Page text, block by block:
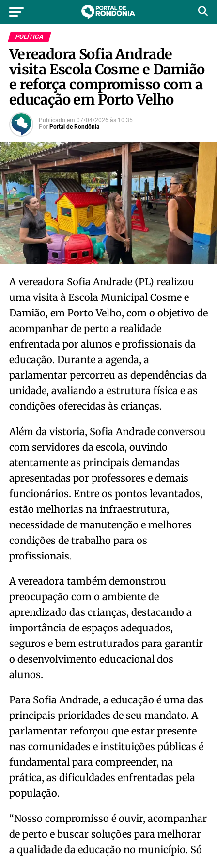
POLÍTICA
Vereadora Sofia Andrade
visita Escola Cosme e Damião
e reforça compromisso com a
educação em Porto Velho
Publicado em 07/04/2026 às 10:35
Por Portal de Rondônia
A vereadora Sofia Andrade (PL) realizou
uma visita à Escola Municipal Cosme e
Damião, em Porto Velho, com o objetivo de
acompanhar de perto a realidade
enfrentada por alunos e profissionais da
educação. Durante a agenda, a
parlamentar percorreu as dependências da
unidade, avaliando a estrutura física e as
condições oferecidas às crianças.
Além da vistoria, Sofia Andrade conversou
com servidores da escola, ouvindo
atentamente as principais demandas
apresentadas por professores e demais
funcionários. Entre os pontos levantados,
estão melhorias na infraestrutura,
necessidade de manutenção e melhores
condições de trabalho para os
profissionais.
A vereadora também demonstrou
preocupação com o ambiente de
aprendizado das crianças, destacando a
importância de espaços adequados,
seguros e bem estruturados para garantir
o desenvolvimento educacional dos
alunos.
Para Sofia Andrade, a educação é uma das
principais prioridades de seu mandato. A
parlamentar reforçou que estar presente
nas comunidades e instituições públicas é
fundamental para compreender, na
prática, as dificuldades enfrentadas pela
população.
“Nosso compromisso é ouvir, acompanhar
de perto e buscar soluções para melhorar
a qualidade da educação no município. Só